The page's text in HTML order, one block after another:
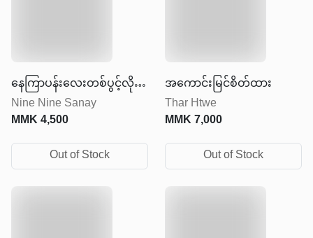
နေကြာပန်းလေးတစ်ပွင့်လို
ပြုံးပါ
Nine Nine Sanay
MMK4,500
Out of Stock
အကောင်းမြင်စိတ်ထား
Thar Htwe
MMK7,000
Out of Stock